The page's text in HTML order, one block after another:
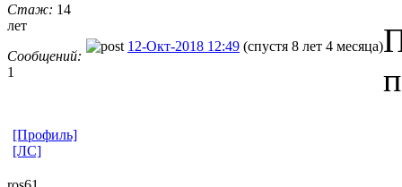
Стаж: 14
лет
Сообщений:
1
12-Окт-2018 12:49 (спустя 8 лет 4 месяца)
[Профиль]
[ЛС]